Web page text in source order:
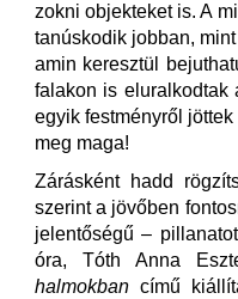
zokni objekteket is. A
tanúskodik jobban,
amin keresztül
falakon is eluralkodtak
egyik festményről
meg maga!
Zárásként hadd
szerint a jövőben
jelentőségű –
óra, Tóth Anna
halmokban című